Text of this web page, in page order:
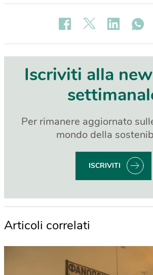
Iscriviti alla
Per rimanere aggiornato
mondo della
ISCRIVITI
Articoli correlati